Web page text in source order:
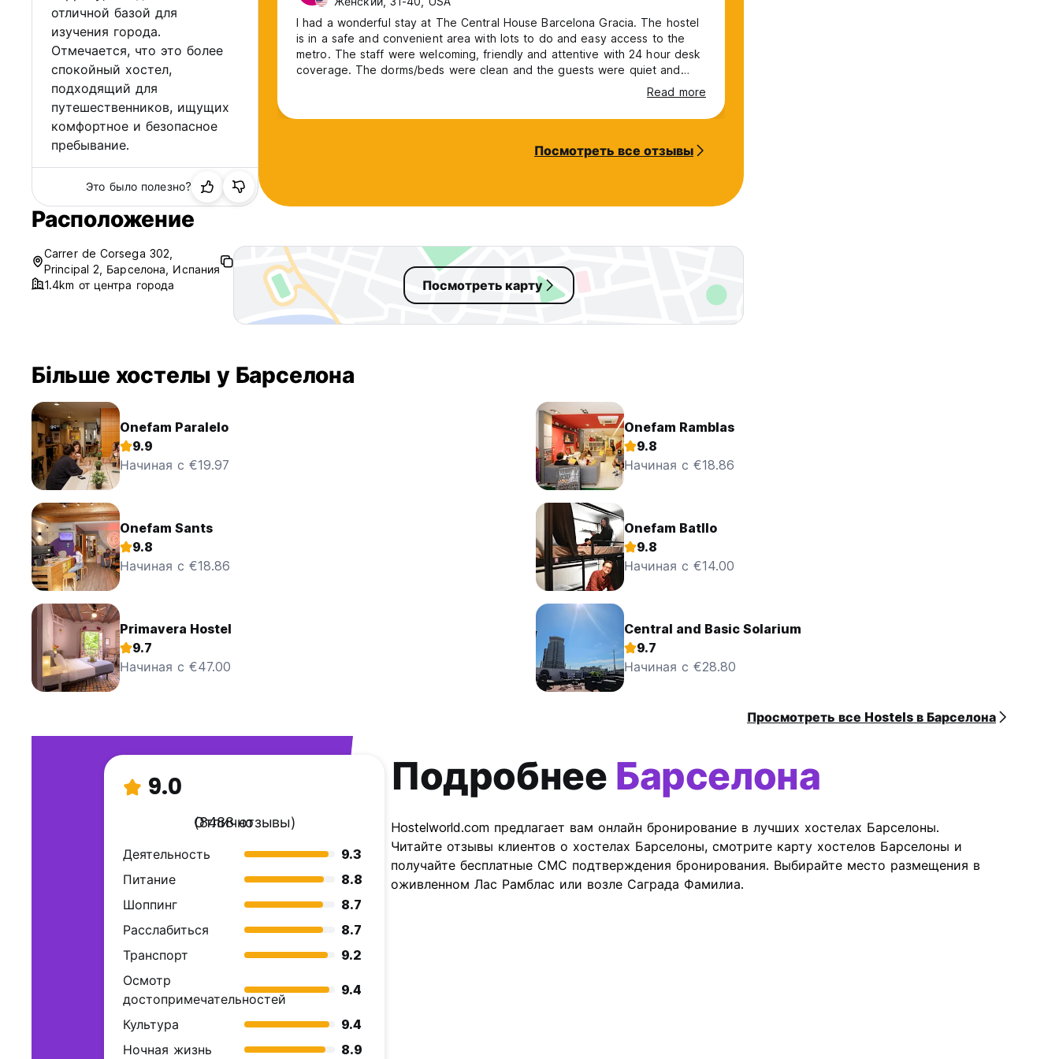
отличной базой для
изучения города.
Отмечается, что это более
спокойный хостел,
подходящий для
путешественников, ищущих
комфортное и безопасное
пребывание.
Это было полезно?
I had a wonderful stay at The Central House Barcelona Gracia. The hostel
is in a safe and convenient area with lots to do and easy access to the
metro. The staff were welcoming, friendly and attentive with 24 hour desk
coverage. The dorms/beds were clean and the guests were quiet and
respectful of house rules. Bathrooms, kitchen and laundry facilities were all
kept clean. Overall vibes were nice and relaxed — it was a perfect stay.
Read more
Посмотреть все отзывы
Расположение
Carrer de Corsega 302,
Principal 2, Барселона, Испания
1.4km от центра города
Посмотреть карту
Більше хостелы у Барселона
Onefam Paralelo
9.9
Начиная с €19.97
Onefam Ramblas
9.8
Начиная с €18.86
Onefam Sants
9.8
Начиная с €18.86
Onefam Batllo
9.8
Начиная с €14.00
Primavera Hostel
9.7
Начиная с €47.00
Central and Basic Solarium
9.7
Начиная с €28.80
Просмотреть все Hostels в Барселона
9.0
Отлично
(8488 отзывы)
Деятельность
9.3
Питание
8.8
Шоппинг
8.7
Расслабиться
8.7
Транспорт
9.2
Осмотр
достопримечательностей
9.4
Культура
9.4
Ночная жизнь
8.9
ПодробнееБарселона
Hostelworld.com предлагает вам онлайн бронирование в лучших хостелах Барселоны.
Читайте отзывы клиентов о хостелах Барселоны, смотрите карту хостелов Барселоны и
получайте бесплатные СМС подтверждения бронирования. Выбирайте место размещения в
оживленном Лас Рамблас или возле Саграда Фамилиа.